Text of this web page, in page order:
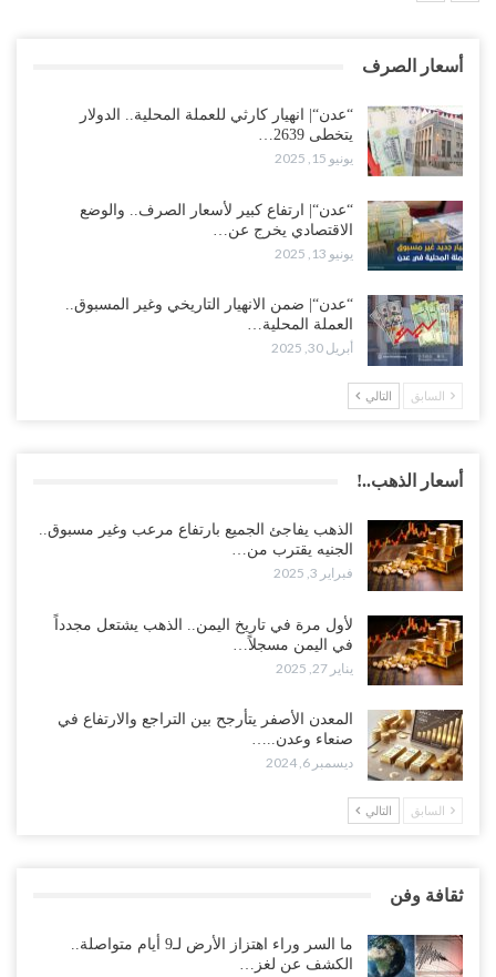
أسعار الصرف
“عدن“| انهيار كارثي للعملة المحلية.. الدولار
يتخطى 2639…
يونيو 15, 2025
“عدن“| ارتفاع كبير لأسعار الصرف.. والوضع
الاقتصادي يخرج عن…
يونيو 13, 2025
“عدن“| ضمن الانهيار التاريخي وغير المسبوق..
العملة المحلية…
أبريل 30, 2025
السابق التالي
أسعار الذهب..!
الذهب يفاجئ الجميع بارتفاع مرعب وغير مسبوق..
الجنيه يقترب من…
فبراير 3, 2025
لأول مرة في تاريخ اليمن.. الذهب يشتعل مجدداً
في اليمن مسجلاً…
يناير 27, 2025
المعدن الأصفر يتأرجح بين التراجع والارتفاع في
صنعاء وعدن..…
ديسمبر 6, 2024
السابق التالي
ثقافة وفن
ما السر وراء اهتزاز الأرض لـ9 أيام متواصلة..
الكشف عن لغز…